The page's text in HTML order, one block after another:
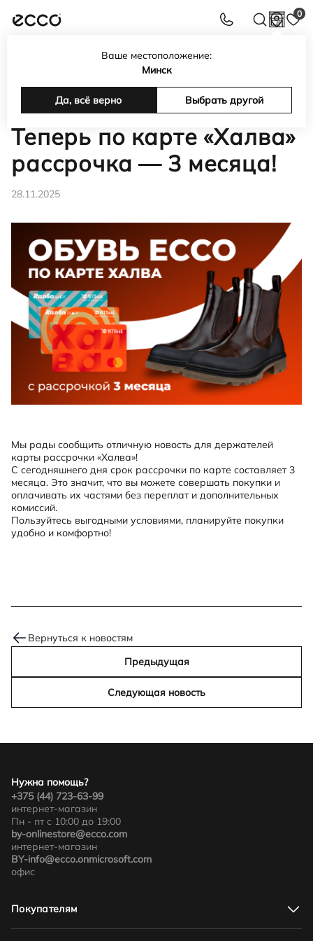
0
Ваше местоположение:
Минск
Да, всё верно Выбрать другой
Интернет-магазин обуви, сумок, аксессуаров ECCO в
Теперь по карте «Халва» рассрочка — 3 месяца!
Теперь по карте «Халва»
рассрочка — 3 месяца!
28.11.2025
Мы рады сообщить отличную новость для держателей
карты рассрочки «Халва»!
С сегодняшнего дня срок рассрочки по карте составляет 3
месяца. Это значит, что вы можете совершать покупки и
оплачивать их частями без переплат и дополнительных
комиссий.
Пользуйтесь выгодными условиями, планируйте покупки
удобно и комфортно!
Вернуться к новостям
Предыдущая
Следующая новость
Нужна помощь?
+375 (44) 723-63-99
интернет-магазин
Пн - пт с 10:00 до 19:00
by-onlinestore@ecco.com
интернет-магазин
BY-info@ecco.onmicrosoft.com
офис
Покупателям